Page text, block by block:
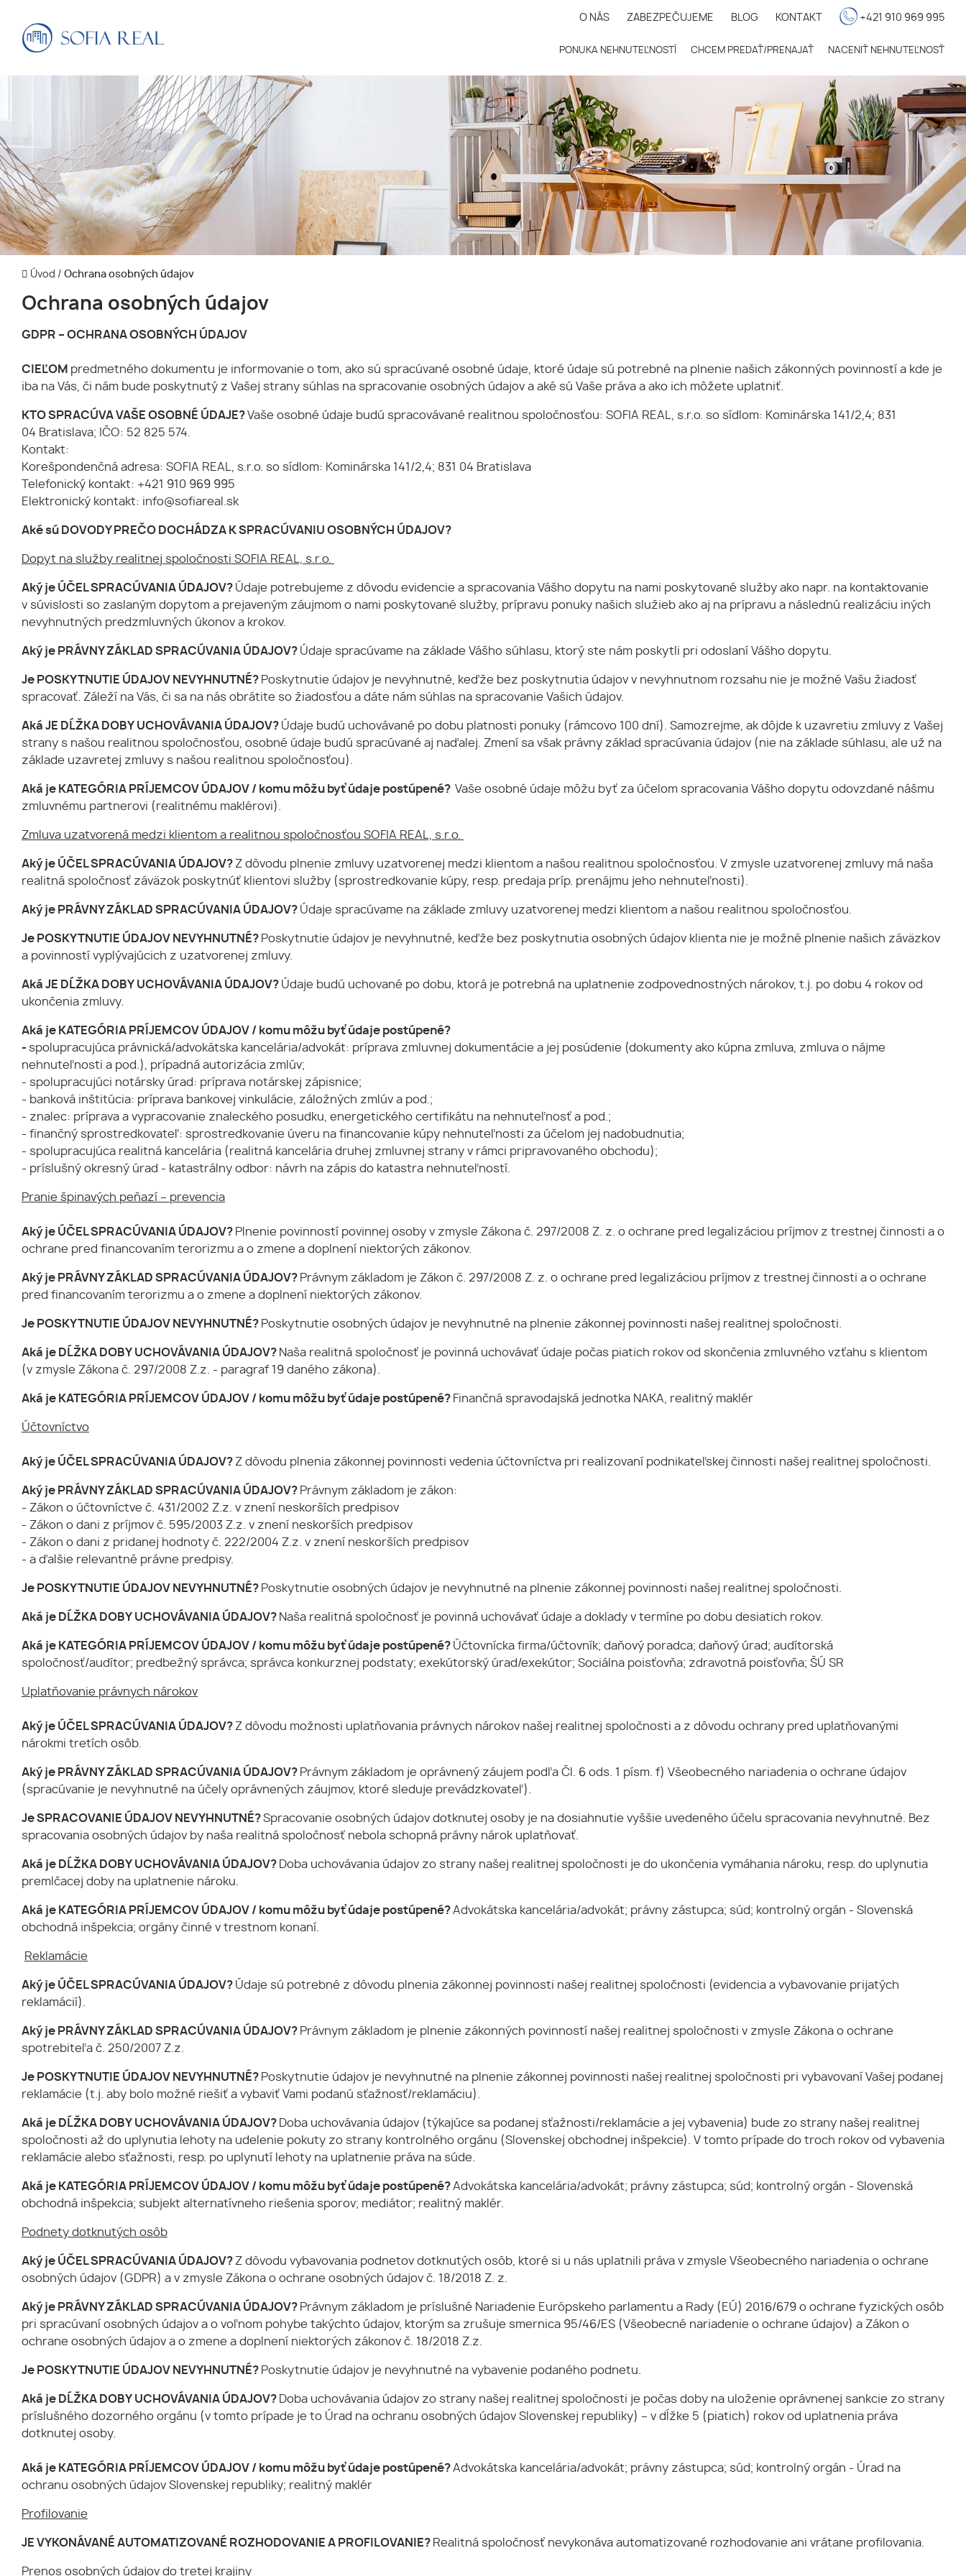
O NÁS ZABEZPEČUJEME BLOG KONTAKT +421 910 969 995
PONUKA NEHNUTEĽNOSTÍ CHCEM PREDAŤ/PRENAJAŤ NACENIŤ NEHNUTEĽNOSŤ
Úvod / Ochrana osobných údajov
Ochrana osobných údajov
GDPR – OCHRANA OSOBNÝCH ÚDAJOV
CIEĽOM predmetného dokumentu je informovanie o tom, ako sú spracúvané osobné údaje, ktoré údaje sú potrebné na plnenie našich zákonných povinností a kde je
iba na Vás, či nám bude poskytnutý z Vašej strany súhlas na spracovanie osobných údajov a aké sú Vaše práva a ako ich môžete uplatniť.
KTO SPRACÚVA VAŠE OSOBNÉ ÚDAJE?Vaše osobné údaje budú spracovávané realitnou spoločnosťou: SOFIA REAL, s.r.o. so sídlom: Kominárska 141/2,4; 831
04 Bratislava; IČO: 52 825 574.
Kontakt:
Korešpondenčná adresa: SOFIA REAL, s.r.o. so sídlom: Kominárska 141/2,4; 831 04 Bratislava
Telefonický kontakt: +421 910 969 995
Elektronický kontakt: info@sofiareal.sk
Aké sú DOVODY PREČO DOCHÁDZA K SPRACÚVANIU OSOBNÝCH ÚDAJOV?
Dopyt na služby realitnej spoločnosti SOFIA REAL, s.r.o.
Aký je ÚČEL SPRACÚVANIA ÚDAJOV? Údaje potrebujeme z dôvodu evidencie a spracovania Vášho dopytu na nami poskytované služby ako napr. na kontaktovanie
v súvislosti so zaslaným dopytom a prejaveným záujmom o nami poskytované služby, prípravu ponuky našich služieb ako aj na prípravu a následnú realizáciu iných
nevyhnutných predzmluvných úkonov a krokov.
Aký je PRÁVNY ZÁKLAD SPRACÚVANIA ÚDAJOV? Údaje spracúvame na základe Vášho súhlasu, ktorý ste nám poskytli pri odoslaní Vášho dopytu.
Je POSKYTNUTIE ÚDAJOV NEVYHNUTNÉ? Poskytnutie údajov je nevyhnutné, keďže bez poskytnutia údajov v nevyhnutnom rozsahu nie je možné Vašu žiadosť
spracovať. Záleží na Vás, či sa na nás obrátite so žiadosťou a dáte nám súhlas na spracovanie Vašich údajov.
Aká JE DĹŽKA DOBY UCHOVÁVANIA ÚDAJOV? Údaje budú uchovávané po dobu platnosti ponuky (rámcovo 100 dní). Samozrejme, ak dôjde k uzavretiu zmluvy z Vašej
strany s našou realitnou spoločnosťou, osobné údaje budú spracúvané aj naďalej. Zmení sa však právny základ spracúvania údajov (nie na základe súhlasu, ale už na
základe uzavretej zmluvy s našou realitnou spoločnosťou).
Aká je KATEGÓRIA PRÍJEMCOV ÚDAJOV / komu môžu byť údaje postúpené? Vaše osobné údaje môžu byť za účelom spracovania Vášho dopytu odovzdané nášmu
zmluvnému partnerovi (realitnému maklérovi).
Zmluva uzatvorená medzi klientom a realitnou spoločnosťou SOFIA REAL, s.r.o.
Aký je ÚČEL SPRACÚVANIA ÚDAJOV? Z dôvodu plnenie zmluvy uzatvorenej medzi klientom a našou realitnou spoločnosťou. V zmysle uzatvorenej zmluvy má naša
realitná spoločnosť záväzok poskytnúť klientovi služby (sprostredkovanie kúpy, resp. predaja príp. prenájmu jeho nehnuteľnosti).
Aký je PRÁVNY ZÁKLAD SPRACÚVANIA ÚDAJOV? Údaje spracúvame na základe zmluvy uzatvorenej medzi klientom a našou realitnou spoločnosťou.
Je POSKYTNUTIE ÚDAJOV NEVYHNUTNÉ? Poskytnutie údajov je nevyhnutné, keďže bez poskytnutia osobných údajov klienta nie je možné plnenie našich záväzkov
a povinností vyplývajúcich z uzatvorenej zmluvy.
Aká JE DĹŽKA DOBY UCHOVÁVANIA ÚDAJOV? Údaje budú uchované po dobu, ktorá je potrebná na uplatnenie zodpovednostných nárokov, t.j. po dobu 4 rokov od
ukončenia zmluvy.
Aká je KATEGÓRIA PRÍJEMCOV ÚDAJOV / komu môžu byť údaje postúpené?
- spolupracujúca právnická/advokátska kancelária/advokát: príprava zmluvnej dokumentácie a jej posúdenie (dokumenty ako kúpna zmluva, zmluva o nájme
nehnuteľnosti a pod.), prípadná autorizácia zmlúv;
- spolupracujúci notársky úrad: príprava notárskej zápisnice;
- banková inštitúcia: príprava bankovej vinkulácie, záložných zmlúv a pod.;
- znalec: príprava a vypracovanie znaleckého posudku, energetického certifikátu na nehnuteľnosť a pod.;
- finančný sprostredkovateľ: sprostredkovanie úveru na financovanie kúpy nehnuteľnosti za účelom jej nadobudnutia;
- spolupracujúca realitná kancelária (realitná kancelária druhej zmluvnej strany v rámci pripravovaného obchodu);
- príslušný okresný úrad - katastrálny odbor: návrh na zápis do katastra nehnuteľností.
Pranie špinavých peňazí – prevencia
Aký je ÚČEL SPRACÚVANIA ÚDAJOV? Plnenie povinností povinnej osoby v zmysle Zákona č. 297/2008 Z. z. o ochrane pred legalizáciou príjmov z trestnej činnosti a o
ochrane pred financovaním terorizmu a o zmene a doplnení niektorých zákonov.
Aký je PRÁVNY ZÁKLAD SPRACÚVANIA ÚDAJOV? Právnym základom je Zákon č. 297/2008 Z. z. o ochrane pred legalizáciou príjmov z trestnej činnosti a o ochrane
pred financovaním terorizmu a o zmene a doplnení niektorých zákonov.
Je POSKYTNUTIE ÚDAJOV NEVYHNUTNÉ? Poskytnutie osobných údajov je nevyhnutné na plnenie zákonnej povinnosti našej realitnej spoločnosti.
Aká je DĹŽKA DOBY UCHOVÁVANIA ÚDAJOV? Naša realitná spoločnosť je povinná uchovávať údaje počas piatich rokov od skončenia zmluvného vzťahu s klientom
(v zmysle Zákona č. 297/2008 Z.z. - paragraf 19 daného zákona).
Aká je KATEGÓRIA PRÍJEMCOV ÚDAJOV / komu môžu byť údaje postúpené? Finančná spravodajská jednotka NAKA, realitný maklér
Účtovníctvo
Aký je ÚČEL SPRACÚVANIA ÚDAJOV? Z dôvodu plnenia zákonnej povinnosti vedenia účtovníctva pri realizovaní podnikateľskej činnosti našej realitnej spoločnosti.
Aký je PRÁVNY ZÁKLAD SPRACÚVANIA ÚDAJOV? Právnym základom je zákon:
- Zákon o účtovníctve č. 431/2002 Z.z. v znení neskorších predpisov
- Zákon o dani z príjmov č. 595/2003 Z.z. v znení neskorších predpisov
- Zákon o dani z pridanej hodnoty č. 222/2004 Z.z. v znení neskorších predpisov
- a ďalšie relevantné právne predpisy.
Je POSKYTNUTIE ÚDAJOV NEVYHNUTNÉ? Poskytnutie osobných údajov je nevyhnutné na plnenie zákonnej povinnosti našej realitnej spoločnosti.
Aká je DĹŽKA DOBY UCHOVÁVANIA ÚDAJOV? Naša realitná spoločnosť je povinná uchovávať údaje a doklady v termíne po dobu desiatich rokov.
Aká je KATEGÓRIA PRÍJEMCOV ÚDAJOV / komu môžu byť údaje postúpené? Účtovnícka firma/účtovník; daňový poradca; daňový úrad; audítorská
spoločnosť/audítor; predbežný správca; správca konkurznej podstaty; exekútorský úrad/exekútor; Sociálna poisťovňa; zdravotná poisťovňa; ŠÚ SR
Uplatňovanie právnych nárokov
Aký je ÚČEL SPRACÚVANIA ÚDAJOV? Z dôvodu možnosti uplatňovania právnych nárokov našej realitnej spoločnosti a z dôvodu ochrany pred uplatňovanými
nárokmi tretích osôb.
Aký je PRÁVNY ZÁKLAD SPRACÚVANIA ÚDAJOV? Právnym základom je oprávnený záujem podľa Čl. 6 ods. 1 písm. f) Všeobecného nariadenia o ochrane údajov
(spracúvanie je nevyhnutné na účely oprávnených záujmov, ktoré sleduje prevádzkovateľ).
Je SPRACOVANIE ÚDAJOV NEVYHNUTNÉ?Spracovanie osobných údajov dotknutej osoby je na dosiahnutie vyššie uvedeného účelu spracovania nevyhnutné. Bez
spracovania osobných údajov by naša realitná spoločnosť nebola schopná právny nárok uplatňovať.
Aká je DĹŽKA DOBY UCHOVÁVANIA ÚDAJOV? Doba uchovávania údajov zo strany našej realitnej spoločnosti je do ukončenia vymáhania nároku, resp. do uplynutia
premlčacej doby na uplatnenie nároku.
Aká je KATEGÓRIA PRÍJEMCOV ÚDAJOV / komu môžu byť údaje postúpené?Advokátska kancelária/advokát; právny zástupca; súd; kontrolný orgán - Slovenská
obchodná inšpekcia; orgány činné v trestnom konaní.
Reklamácie
Aký je ÚČEL SPRACÚVANIA ÚDAJOV? Údaje sú potrebné z dôvodu plnenia zákonnej povinnosti našej realitnej spoločnosti (evidencia a vybavovanie prijatých
reklamácií).
Aký je PRÁVNY ZÁKLAD SPRACÚVANIA ÚDAJOV? Právnym základom je plnenie zákonných povinností našej realitnej spoločnosti v zmysle Zákona o ochrane
spotrebiteľa č. 250/2007 Z.z.
Je POSKYTNUTIE ÚDAJOV NEVYHNUTNÉ? Poskytnutie údajov je nevyhnutné na plnenie zákonnej povinnosti našej realitnej spoločnosti pri vybavovaní Vašej podanej
reklamácie (t.j. aby bolo možné riešiť a vybaviť Vami podanú sťažnosť/reklamáciu).
Aká je DĹŽKA DOBY UCHOVÁVANIA ÚDAJOV? Doba uchovávania údajov (týkajúce sa podanej sťažnosti/reklamácie a jej vybavenia) bude zo strany našej realitnej
spoločnosti až do uplynutia lehoty na udelenie pokuty zo strany kontrolného orgánu (Slovenskej obchodnej inšpekcie). V tomto prípade do troch rokov od vybavenia
reklamácie alebo sťažnosti, resp. po uplynutí lehoty na uplatnenie práva na súde.
Aká je KATEGÓRIA PRÍJEMCOV ÚDAJOV / komu môžu byť údaje postúpené?Advokátska kancelária/advokát; právny zástupca; súd; kontrolný orgán - Slovenská
obchodná inšpekcia; subjekt alternatívneho riešenia sporov; mediátor; realitný maklér.
Podnety dotknutých osôb
Aký je ÚČEL SPRACÚVANIA ÚDAJOV? Z dôvodu vybavovania podnetov dotknutých osôb, ktoré si u nás uplatnili práva v zmysle Všeobecného nariadenia o ochrane
osobných údajov (GDPR) a v zmysle Zákona o ochrane osobných údajov č. 18/2018 Z. z.
Aký je PRÁVNY ZÁKLAD SPRACÚVANIA ÚDAJOV? Právnym základom je príslušné Nariadenie Európskeho parlamentu a Rady (EÚ) 2016/679 o ochrane fyzických osôb
pri spracúvaní osobných údajov a o voľnom pohybe takýchto údajov, ktorým sa zrušuje smernica 95/46/ES (Všeobecné nariadenie o ochrane údajov) a Zákon o
ochrane osobných údajov a o zmene a doplnení niektorých zákonov č. 18/2018 Z.z.
Je POSKYTNUTIE ÚDAJOV NEVYHNUTNÉ? Poskytnutie údajov je nevyhnutné na vybavenie podaného podnetu.
Aká je DĹŽKA DOBY UCHOVÁVANIA ÚDAJOV? Doba uchovávania údajov zo strany našej realitnej spoločnosti je počas doby na uloženie oprávnenej sankcie zo strany
príslušného dozorného orgánu (v tomto prípade je to Úrad na ochranu osobných údajov Slovenskej republiky) – v dĺžke 5 (piatich) rokov od uplatnenia práva
dotknutej osoby.
Aká je KATEGÓRIA PRÍJEMCOV ÚDAJOV / komu môžu byť údaje postúpené?Advokátska kancelária/advokát; právny zástupca; súd; kontrolný orgán - Úrad na
ochranu osobných údajov Slovenskej republiky; realitný maklér
Profilovanie
JE VYKONÁVANÉ AUTOMATIZOVANÉ ROZHODOVANIE A PROFILOVANIE? Realitná spoločnosť nevykonáva automatizované rozhodovanie ani vrátane profilovania.
Prenos osobných údajov do tretej krajiny